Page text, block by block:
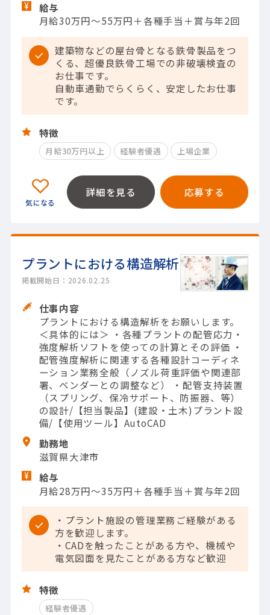
給与
月給30万円～55万円＋各種手当＋賞与年2回
建築物などの屋台骨となる鉄骨製品をつ
くる、超優良鉄骨工場での非破壊検査の
お仕事です。
自動車通勤でらくらく、安定したお仕事
です。
特徴
月給30万円以上 経験者優遇 上場企業
詳細を見る 応募する
プラントにおける構造解析
掲載開始日：2026.02.25
仕事内容
プラントにおける構造解析をお願いします。
＜具体的には＞ ・各種プラントの配管応力・
強度解析ソフトを使っての計算とその評価 ・
配管強度解析に関連する各種設計コーディネ
ーション業務全般（ノズル荷重評価や関連部
署、ベンダーとの調整など） ・配管支持装置
（スプリング、保冷サポート、防振器、等）
の設計/【担当製品】(建設・土木)プラント設
備/【使用ツール】AutoCAD
勤務地
滋賀県大津市
給与
月給28万円～35万円＋各種手当＋賞与年2回
・プラント施設の管理業務ご経験がある
方を歓迎します。
・CADを触ったことがある方や、機械や
電気図面を見たことがある方など歓迎
特徴
経験者優遇